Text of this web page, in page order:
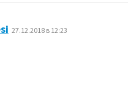
27.12.2018 в 12:23